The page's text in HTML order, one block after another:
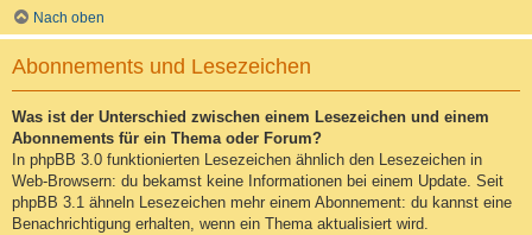
Nach oben
Abonnements und Lesezeichen
Was ist der Unterschied zwischen einem Lesezeichen und einem
Abonnements für ein Thema oder Forum?
In phpBB 3.0 funktionierten Lesezeichen ähnlich den Lesezeichen in
Web-Browsern: du bekamst keine Informationen bei einem Update. Seit
phpBB 3.1 ähneln Lesezeichen mehr einem Abonnement: du kannst eine
Benachrichtigung erhalten, wenn ein Thema aktualisiert wird.